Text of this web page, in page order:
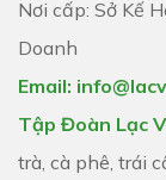
Nơi cấp: Sở Kế
Doanh
Email:
Tập Đoàn Lạc
trà, cà phê, trái